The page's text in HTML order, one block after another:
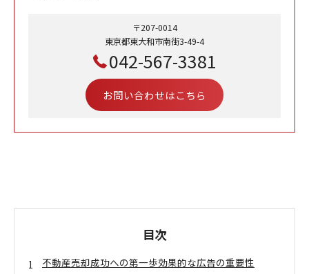
〒207-0014
東京都東大和市南街3-49-4
042-567-3381
お問い合わせはこちら
目次
不動産売却成功への第一歩効果的な広告の重要性